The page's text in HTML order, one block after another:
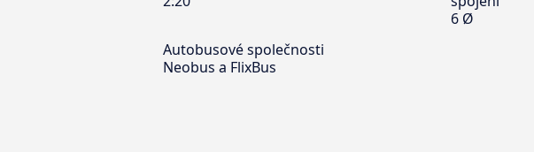
6 Ø
Autobusové společnosti
Neobus a FlixBus